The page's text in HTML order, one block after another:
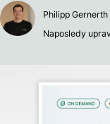
Philipp Gernerth
Naposledy